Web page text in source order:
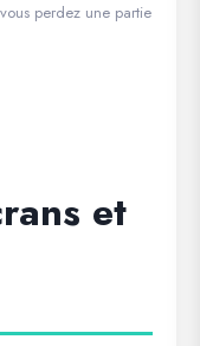
perdez une partie
et